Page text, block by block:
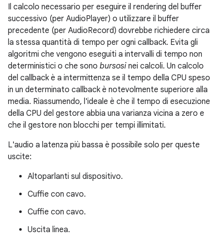
Il calcolo necessario per eseguire il rendering del buffer
successivo (per AudioPlayer) o utilizzare il buffer
precedente (per AudioRecord) dovrebbe richiedere circa
la stessa quantità di tempo per ogni callback. Evita gli
algoritmi che vengono eseguiti a intervalli di tempo non
deterministici o che sono bursosi nei calcoli. Un calcolo
del callback è a intermittenza se il tempo della CPU speso
in un determinato callback è notevolmente superiore alla
media. Riassumendo, l'ideale è che il tempo di esecuzione
della CPU del gestore abbia una varianza vicina a zero e
che il gestore non blocchi per tempi illimitati.
L'audio a latenza più bassa è possibile solo per queste
uscite:
Altoparlanti sul dispositivo.
Cuffie con cavo.
Cuffie con cavo.
Uscita linea.